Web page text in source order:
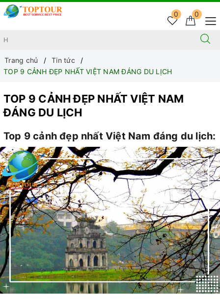
0
0
Trang chủ
Tin tức
TOP 9 CẢNH ĐẸP NHẤT VIỆT NAM ĐÁNG DU LỊCH
TOP 9 CẢNH ĐẸP NHẤT VIỆT NAM
ĐÁNG DU LỊCH
Top 9 cảnh đẹp nhất Việt Nam đáng du lịch: